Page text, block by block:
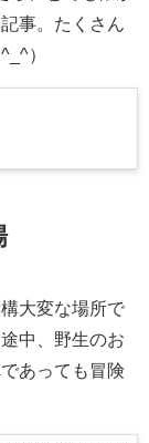
事。たくさん
）
大変な場所で
中、野生のお
あっても冒険